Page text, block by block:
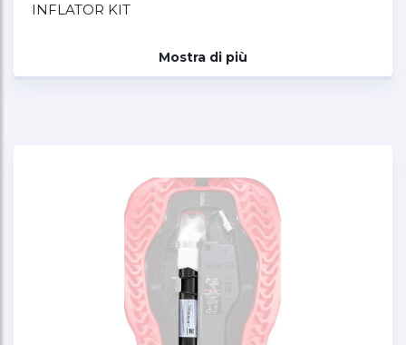
INFLATOR KIT
Mostra di più